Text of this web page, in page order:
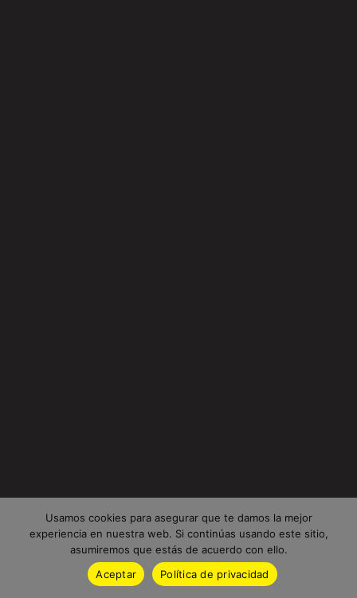
Usamos cookies para asegurar que te damos la mejor
experiencia en nuestra web. Si continúas usando este sitio,
asumiremos que estás de acuerdo con ello.
Aceptar
Política de privacidad